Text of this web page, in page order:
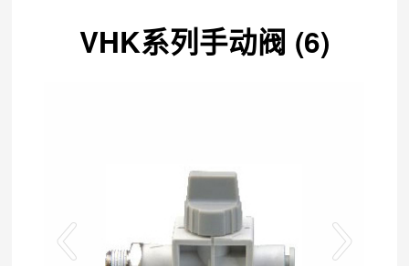
VHK系列手动阀 (6)